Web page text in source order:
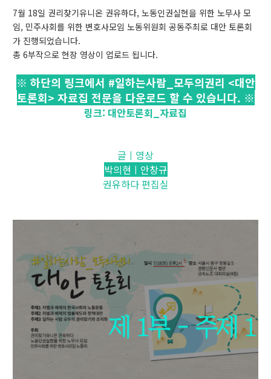
7월 18일 권리찾기유니온 권유하다, 노동인권실현을 위한 노무사 모
임, 민주사회를 위한 변호사모임 노동위원회 공동주최로 대안 토론회
가 진행되었습니다.
총 6부작으로 현장 영상이 업로드 됩니다.
※ 하단의 링크에서 #일하는사람_모두의권리 <대안
토론회> 자료집 전문을 다운로드 할 수 있습니다. ※
링크: 대안토론회_자료집
글ㅣ영상
박의현ㅣ안창규
권유하다 편집실